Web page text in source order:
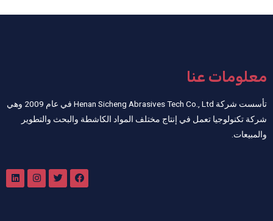
معلومات عنا
تأسست شركة Henan Sicheng Abrasives Tech Co., Ltd في عام 2009 وهي
شركة تكنولوجيا تعمل في إنتاج مختلف المواد الكاشطة والبحث والتطوير
والمبيعات.